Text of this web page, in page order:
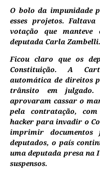
O bolo da impunidade
esses projetos.
votação que
deputada Carla Zambelli.
Ficou claro que os
Constituição. A
automática de direitos
trânsito em julgado.
aprovaram cassar o
pela contratação,
hacker para invadir o
imprimir documentos
deputados, o país
uma deputada presa
suspensos.